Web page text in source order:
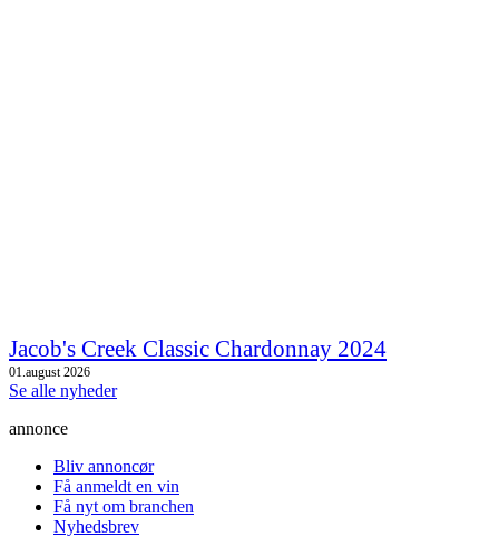
Jacob's Creek Classic Chardonnay 2024
01.august 2026
Se alle nyheder
annonce
Bliv annoncør
Få anmeldt en vin
Få nyt om branchen
Nyhedsbrev